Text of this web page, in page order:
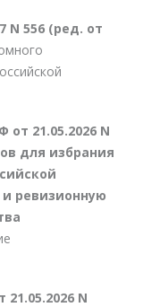
N 556 (ред. от
21.05.2026 N
для избрания
ревизионную
N